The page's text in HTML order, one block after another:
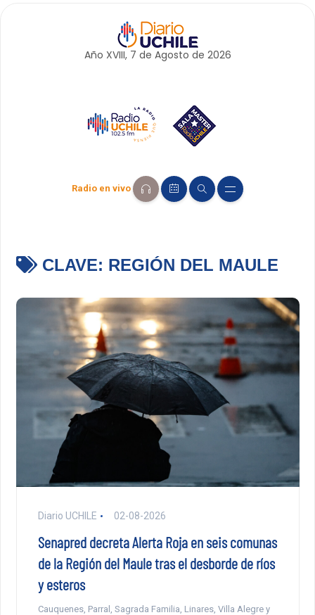
Año XVIII, 7 de Agosto de 2026
Radio en vivo
CLAVE: REGIÓN DEL MAULE
Diario UCHILE 02-08-2026
Senapred decreta Alerta Roja en seis comunas
de la Región del Maule tras el desborde de ríos
y esteros
Cauquenes, Parral, Sagrada Familia, Linares, Villa Alegre y